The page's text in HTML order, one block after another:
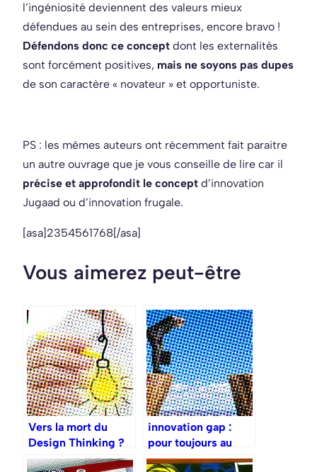
l’ingéniosité deviennent des valeurs mieux
défendues au sein des entreprises, encore bravo !
Défendons donc ce concept dont les externalités
sont forcément positives, mais ne soyons pas dupes
de son caractère « novateur » et opportuniste.
PS : les mêmes auteurs ont récemment fait paraitre
un autre ouvrage que je vous conseille de lire car il
précise et approfondit le concept d’innovation
Jugaad ou d’innovation frugale.
[asa]2354561768[/asa]
Vous aimerez peut-être
Vers la mort du
Design Thinking ?
innovation gap :
pour toujours au
chômage ?